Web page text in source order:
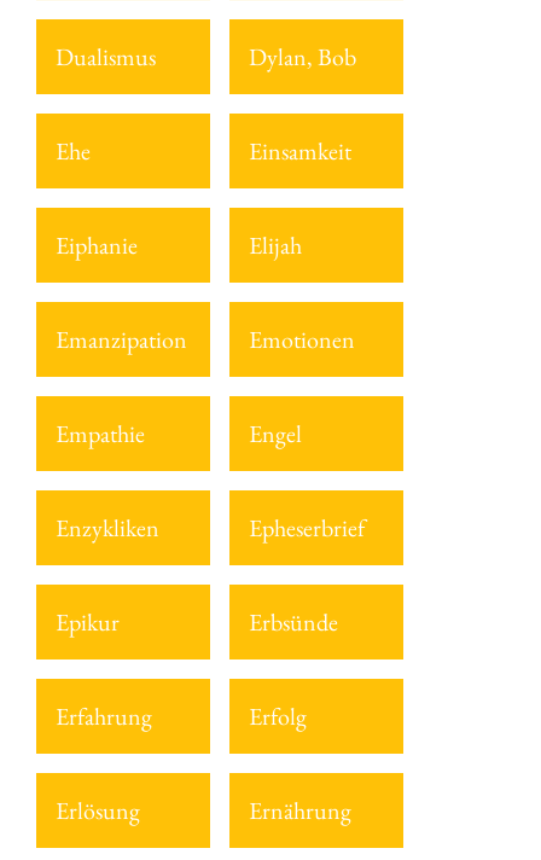
Dualismus Dylan, Bob
Ehe Einsamkeit
Eiphanie Elijah
Emanzipation Emotionen
Empathie Engel
Enzykliken Epheserbrief
Epikur Erbsünde
Erfahrung Erfolg
Erlösung Ernährung